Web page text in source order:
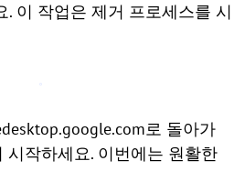
. 이 작업은 제거 프로세스를 시
로 돌아가
시작하세요. 이번에는 원활한